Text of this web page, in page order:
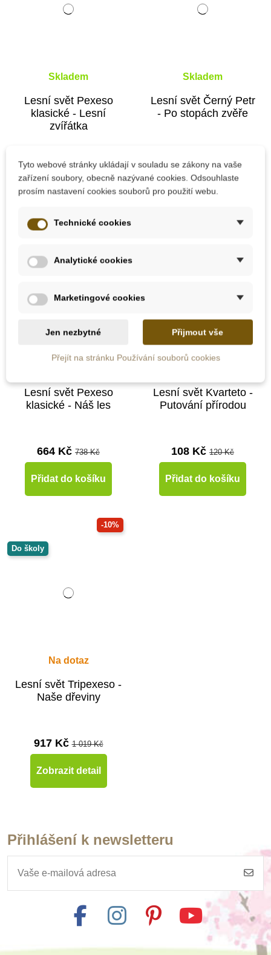
Skladem
Lesní svět Pexeso
klasické - Lesní
zvířátka
664 Kč 738 Kč
Přidat do košíku
Skladem
Lesní svět Černý Petr
- Po stopách zvěře
108 Kč 120 Kč
Přidat do košíku
Do školy
Lesní svět Pexeso
klasické - Náš les
664 Kč 738 Kč
Přidat do košíku
Lesní svět Kvarteto -
Putování přírodou
108 Kč 120 Kč
Přidat do košíku
-10%
Do školy
Na dotaz
Lesní svět Tripexeso -
Naše dřeviny
917 Kč1 019 Kč
Zobrazit detail
Přihlášení k newsletteru
Tyto webové stránky ukládají v souladu se zákony na vaše
zařízení soubory, obecně nazývané cookies. Odsouhlaste
prosím nastavení cookies souborů pro použití webu.
Technické cookies
Analytické cookies
Marketingové cookies
Jen nezbytné Přijmout vše
Přejít na stránku Používání souborů cookies